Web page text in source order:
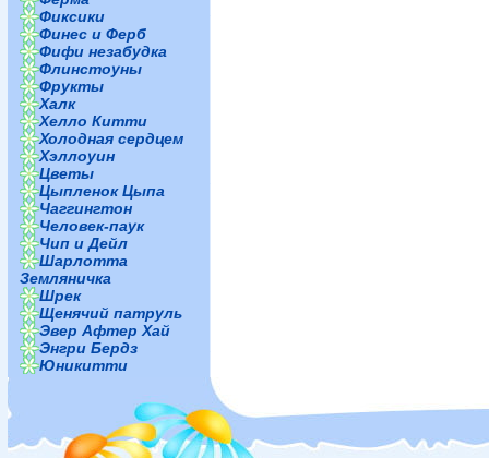
Фиксики
Финес и Ферб
Фифи незабудка
Флинстоуны
Фрукты
Халк
Хелло Китти
Холодная сердцем
Хэллоуин
Цветы
Цыпленок Цыпа
Чаггингтон
Человек-паук
Чип и Дейл
Шарлотта
Земляничка
Шрек
Щенячий патруль
Эвер Афтер Хай
Энгри Бердз
Юникитти